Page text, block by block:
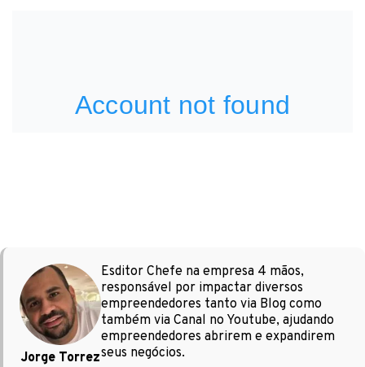
Jorge Torrez
Esditor Chefe na empresa 4 mãos,
responsável por impactar diversos
empreendedores tanto via Blog como
também via Canal no Youtube, ajudando
empreendedores abrirem e expandirem
seus negócios.